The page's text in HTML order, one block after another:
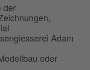
der
Adam
oder